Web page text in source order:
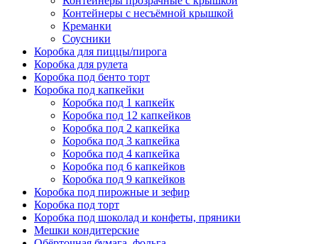
Контейнеры с несъёмной крышкой
Креманки
Соусники
Коробка для пиццы/пирога
Коробка для рулета
Коробка под бенто торт
Коробка под капкейки
Коробка под 1 капкейк
Коробка под 12 капкейков
Коробка под 2 капкейка
Коробка под 3 капкейка
Коробка под 4 капкейка
Коробка под 6 капкейков
Коробка под 9 капкейков
Коробка под пирожные и зефир
Коробка под торт
Коробка под шоколад и конфеты, пряники
Мешки кондитерские